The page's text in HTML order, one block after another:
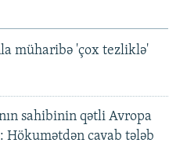
müharibə 'çox tezliklə'
sahibinin qətli Avropa
Hökumətdən cavab tələb